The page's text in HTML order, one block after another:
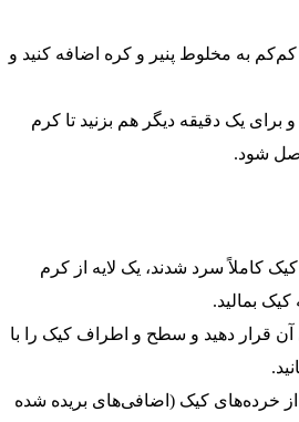
کم‌کم به مخلوط پنیر و کره اضافه کنید و
برای یک دقیقه دیگر هم بزنید تا کرم
شود.
کاملاً سرد شدند، یک لایه از کرم
کیک بمالید.
آن قرار دهید و سطح و اطراف کیک را با
از خرده‌های کیک (اضافی‌های بریده شده